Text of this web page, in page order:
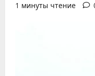
1 минуты чтение